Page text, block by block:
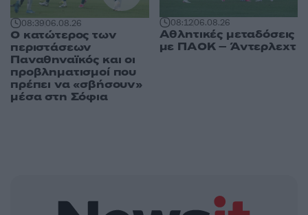
08:3906.08.26
Ο κατώτερος των
περιστάσεων
Παναθηναϊκός και οι
προβληματισμοί που
πρέπει να «σβήσουν»
μέσα στη Σόφια
08:1206.08.26
Αθλητικές μεταδόσεις
με ΠΑΟΚ – Άντερλεχτ